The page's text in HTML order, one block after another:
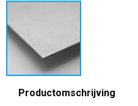
Productomschrijving